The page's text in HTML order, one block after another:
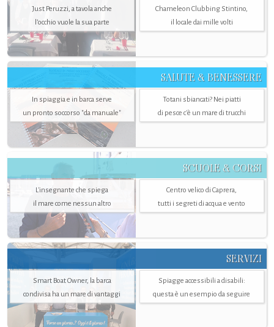
Just Peruzzi, a tavola anche
l’occhio vuole la sua parte
Chameleon Clubbing Stintino,
il locale dai mille volti
SALUTE & BENESSERE
In spiaggia e in barca serve
un pronto soccorso "da manuale"
Totani sbiancati? Nei piatti
di pesce c'è un mare di trucchi
SCUOLE & CORSI
L'insegnante che spiega
il mare come nessun altro
Centro velico di Caprera,
tutti i segreti di acqua e vento
SERVIZI
Smart Boat Owner, la barca
condivisa ha un mare di vantaggi
Spiagge accessibili a disabili:
questa è un esempio da seguire